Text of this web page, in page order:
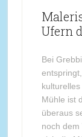
Ufern
Bei
Mühle ist
überaus
noch